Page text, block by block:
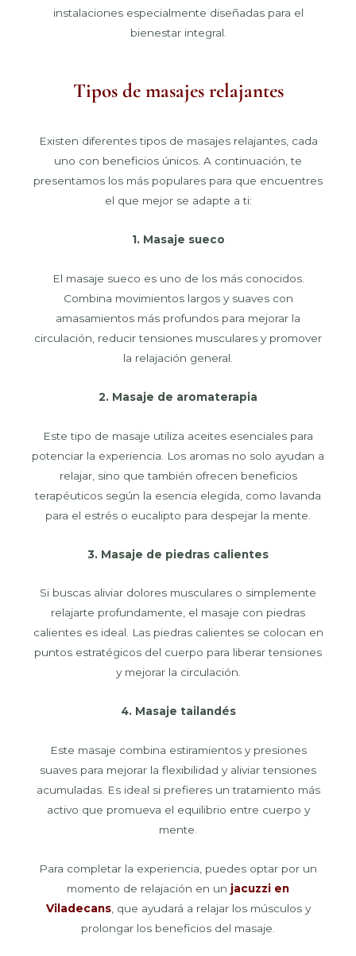
instalaciones especialmente diseñadas para el
bienestar integral.
Tipos de masajes relajantes
Existen diferentes tipos de masajes relajantes, cada
uno con beneficios únicos. A continuación, te
presentamos los más populares para que encuentres
el que mejor se adapte a ti:
1. Masaje sueco
El masaje sueco es uno de los más conocidos.
Combina movimientos largos y suaves con
amasamientos más profundos para mejorar la
circulación, reducir tensiones musculares y promover
la relajación general.
2. Masaje de aromaterapia
Este tipo de masaje utiliza aceites esenciales para
potenciar la experiencia. Los aromas no solo ayudan a
relajar, sino que también ofrecen beneficios
terapéuticos según la esencia elegida, como lavanda
para el estrés o eucalipto para despejar la mente.
3. Masaje de piedras calientes
Si buscas aliviar dolores musculares o simplemente
relajarte profundamente, el masaje con piedras
calientes es ideal. Las piedras calientes se colocan en
puntos estratégicos del cuerpo para liberar tensiones
y mejorar la circulación.
4. Masaje tailandés
Este masaje combina estiramientos y presiones
suaves para mejorar la flexibilidad y aliviar tensiones
acumuladas. Es ideal si prefieres un tratamiento más
activo que promueva el equilibrio entre cuerpo y
mente.
Para completar la experiencia, puedes optar por un
momento de relajación en un jacuzzi en
Viladecans, que ayudará a relajar los músculos y
prolongar los beneficios del masaje.